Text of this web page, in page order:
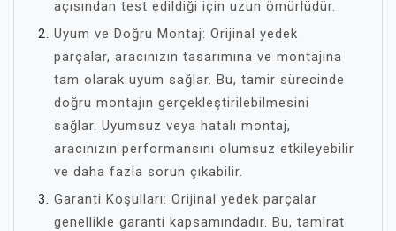
açısından test edildiği için uzun ömürlüdür.
Uyum ve Doğru Montaj: Orijinal yedek
parçalar, aracınızın tasarımına ve montajına
tam olarak uyum sağlar. Bu, tamir sürecinde
doğru montajın gerçekleştirilebilmesini
sağlar. Uyumsuz veya hatalı montaj,
aracınızın performansını olumsuz etkileyebilir
ve daha fazla sorun çıkabilir.
Garanti Koşulları: Orijinal yedek parçalar
genellikle garanti kapsamındadır. Bu, tamirat